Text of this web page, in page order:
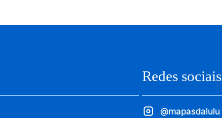
Redes sociais
@mapasdalulu